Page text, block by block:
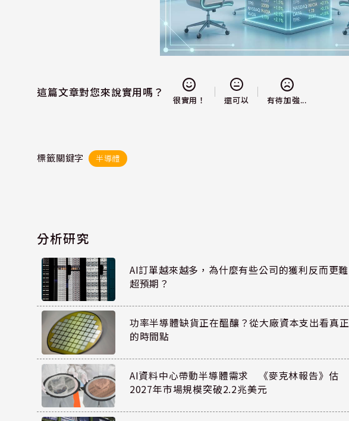
這篇文章對您來說實用嗎？
很實用！ 還可以 有待加強...
標籤關鍵字 半導體
分析研究
AI訂單越來越多，為什麼有些公司的獲利反而更難
超預期？
功率半導體缺貨正在醞釀？從大廠資本支出看真正
的時間點
AI資料中心帶動半導體需求 《麥克林報告》估
2027年市場規模突破2.2兆美元